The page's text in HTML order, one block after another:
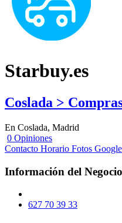
Starbuy.es
Coslada >
En Coslada, Madrid
0 Opiniones
Contacto Horario Fotos
Información del
627 70 39 33